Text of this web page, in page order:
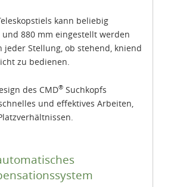
kann beliebig
880 mm eingestellt werden
jeder Stellung, ob stehend, kniend
zu bedienen.
des CMD® Suchkopfs
und effektives Arbeiten,